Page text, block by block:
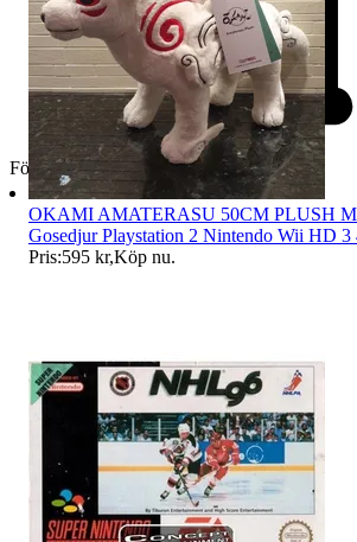
Företag
OKAMI AMATERASU 50CM PLUSH
Gosedjur Playstation 2 Nintendo Wii HD 3
Pris:595 kr,Köp nu.